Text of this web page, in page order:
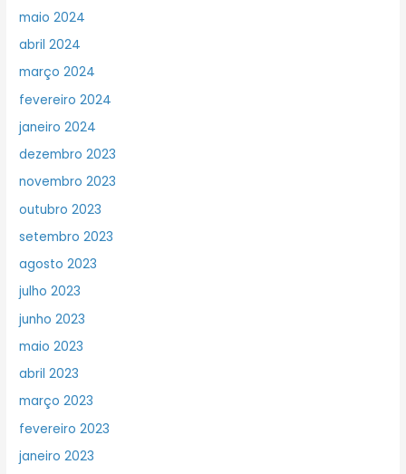
maio 2024
abril 2024
março 2024
fevereiro 2024
janeiro 2024
dezembro 2023
novembro 2023
outubro 2023
setembro 2023
agosto 2023
julho 2023
junho 2023
maio 2023
abril 2023
março 2023
fevereiro 2023
janeiro 2023